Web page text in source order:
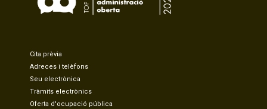
Cita prèvia
Adreces i telèfons
Seu electrònica
Tràmits electrònics
Oferta d'ocupació pública